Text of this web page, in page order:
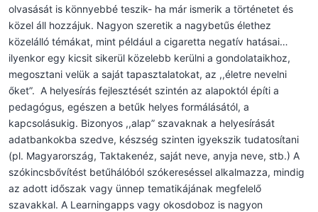
olvasását is könnyebbé teszik- ha már ismerik a történetet és
közel áll hozzájuk. Nagyon szeretik a nagybetűs élethez
közelálló témákat, mint például a cigaretta negatív hatásai…
ilyenkor egy kicsit sikerül közelebb kerülni a gondolataikhoz,
megosztani velük a saját tapasztalatokat, az ,,életre nevelni
őket”. A helyesírás fejlesztését szintén az alapoktól építi a
pedagógus, egészen a betűk helyes formálásától, a
kapcsolásukig. Bizonyos ,,alap” szavaknak a helyesírását
adatbankokba szedve, készség szinten igyekszik tudatosítani
(pl. Magyarország, Taktakenéz, saját neve, anyja neve, stb.) A
szókincsbővítést betűhálóból szókereséssel alkalmazza, mindig
az adott időszak vagy ünnep tematikájának megfelelő
szavakkal. A Learningapps vagy okosdoboz is nagyon